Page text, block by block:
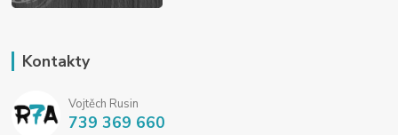
Kontakty
Vojtěch Rusin
739 369 660